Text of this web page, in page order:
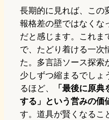
長期的に見れば、この
報格差の壁ではなくな
だと感じます。これま
で、たどり着ける一次
た。多言語ソース探索
少しずつ縮まるでしょ
るほど、
「最後に原
する」という営みの価
す。道具が賢くなるこ